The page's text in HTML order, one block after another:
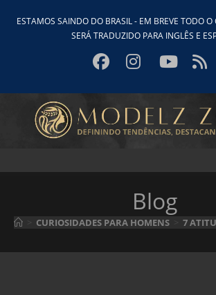
paraESTAMOS SAINDO DO BRASIL - EM BREVE TODO
SERÁ TRADUZIDO PARA INGLÊS E
Blog
CURIOSIDADES PARA HOMENS 7